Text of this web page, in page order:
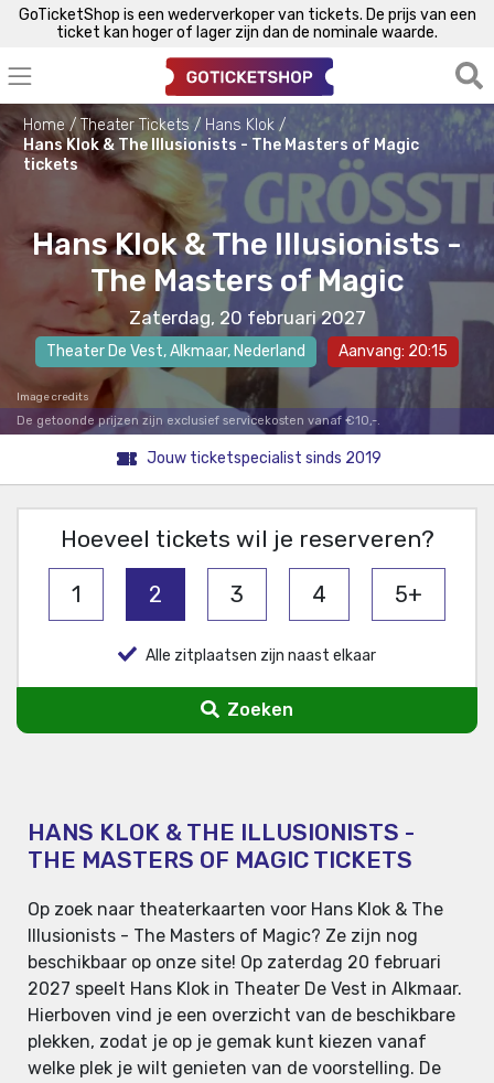
GoTicketShop is een wederverkoper van tickets. De prijs van een
ticket kan hoger of lager zijn dan de nominale waarde.
Home Theater Tickets
Hans Klok
Hans Klok & The Illusionists - The Masters of Magic
tickets
Hans Klok & The Illusionists -
The Masters of Magic
Zaterdag, 20 februari 2027
Theater De Vest,Alkmaar, Nederland Aanvang: 20:15
Image credits
De getoonde prijzen zijn exclusief servicekosten vanaf €10,-.
Jouw ticketspecialist sinds 2019
Hoeveel tickets wil je reserveren?
1 2 3 4 5+
Alle zitplaatsen zijn naast elkaar
Zoeken
HANS KLOK & THE ILLUSIONISTS -
THE MASTERS OF MAGIC TICKETS
Op zoek naar theaterkaarten voor Hans Klok & The
Illusionists - The Masters of Magic? Ze zijn nog
beschikbaar op onze site! Op zaterdag 20 februari
2027 speelt Hans Klok in Theater De Vest in Alkmaar.
Hierboven vind je een overzicht van de beschikbare
plekken, zodat je op je gemak kunt kiezen vanaf
welke plek je wilt genieten van de voorstelling. De